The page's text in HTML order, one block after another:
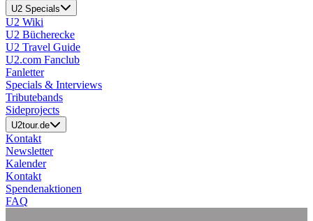
U2 Specials
U2 Wiki
U2 Bücherecke
U2 Travel Guide
U2.com Fanclub
Fanletter
Specials & Interviews
Tributebands
Sideprojects
U2tour.de
Kontakt
Newsletter
Kalender
Kontakt
Spendenaktionen
FAQ